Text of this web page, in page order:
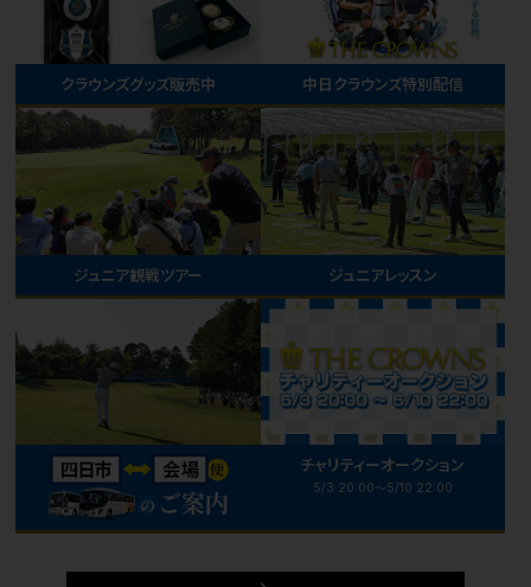
クラウンズグッズ販売中 中日クラウンズ特別配信
ジュニア観戦ツアー ジュニアレッスン
チャリティーオークション
5/3 20:00～5/10 22:00